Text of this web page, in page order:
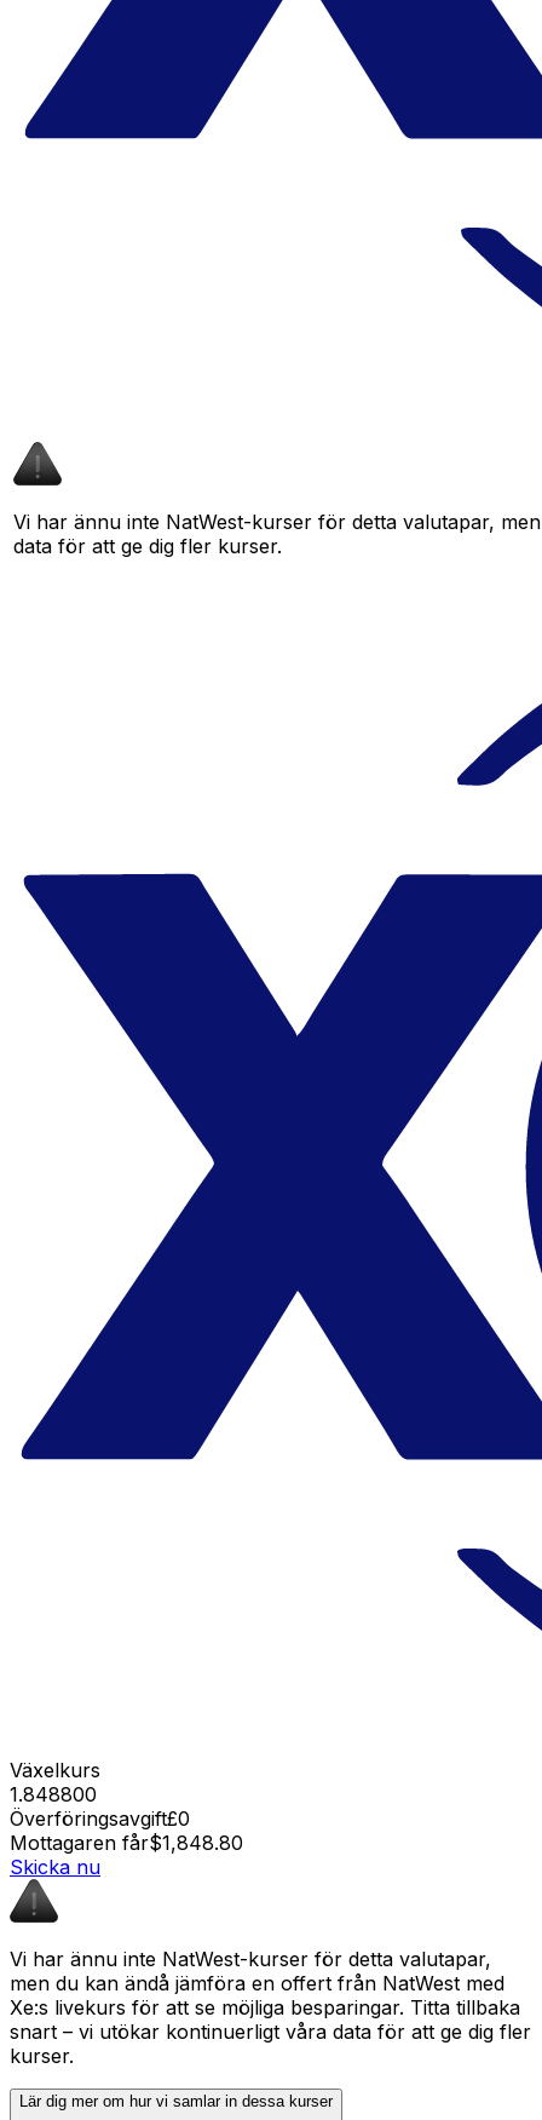
Vi har ännu inte NatWest-kurser för detta valutapar,
data för att ge dig fler kurser.
Växelkurs
1.848800
Överföringsavgift£0
Mottagaren får$1,848.80
Skicka nu
Vi har ännu inte NatWest-kurser för detta valutapar,
men du kan ändå jämföra en offert från NatWest med
Xe:s livekurs för att se möjliga besparingar. Titta tillbaka
snart – vi utökar kontinuerligt våra data för att ge dig fler
kurser.
Lär dig mer om hur vi samlar in dessa kurser